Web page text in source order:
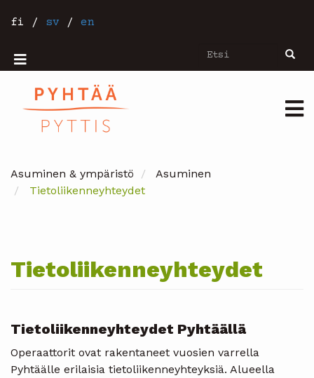
pääsisältöön
fi / sv / en
Etsi Etsi
Mobiilivalikko
Asuminen & ympäristö
Asuminen
Tietoliikenneyhteydet
Tietoliikenneyhteydet
Tietoliikenneyhteydet Pyhtäällä
Operaattorit ovat rakentaneet vuosien varrella
Pyhtäälle erilaisia tietoliikenneyhteyksiä. Alueella